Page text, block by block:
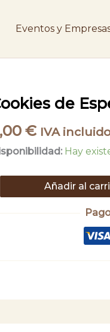
Eventos y
de
€ IVA
Hay
Añadir al